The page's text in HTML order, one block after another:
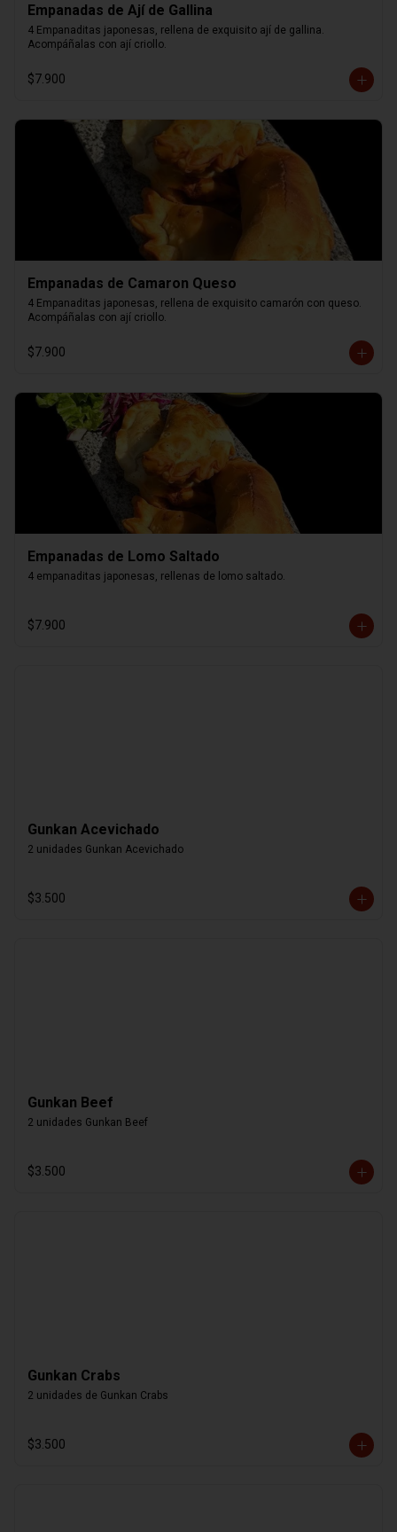
Empanadas de Ají de Gallina
4 Empanaditas japonesas, rellena de exquisito ají de gallina.
Acompáñalas con ají criollo.
$7.900
Empanadas de Camaron Queso
4 Empanaditas japonesas, rellena de exquisito camarón con queso.
Acompáñalas con ají criollo.
$7.900
Empanadas de Lomo Saltado
4 empanaditas japonesas, rellenas de lomo saltado.
$7.900
Gunkan Acevichado
2 unidades Gunkan Acevichado
$3.500
Gunkan Beef
2 unidades Gunkan Beef
$3.500
Gunkan Crabs
2 unidades de Gunkan Crabs
$3.500